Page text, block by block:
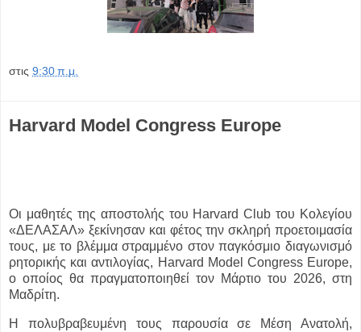
στις 9:30 π.μ.
Harvard Model Congress Europe
Οι μαθητές της αποστολής του Harvard Club του Κολεγίου
«ΔΕΛΑΣΑΛ» ξεκίνησαν και φέτος την σκληρή προετοιμασία
τους, με το βλέμμα στραμμένο στον παγκόσμιο διαγωνισμό
ρητορικής και αντιλογίας, Harvard Model Congress Europe,
ο οποίος θα πραγματοποιηθεί τον Μάρτιο του 2026, στη
Μαδρίτη.
Η πολυβραβευμένη τους παρουσία σε Μέση Ανατολή,